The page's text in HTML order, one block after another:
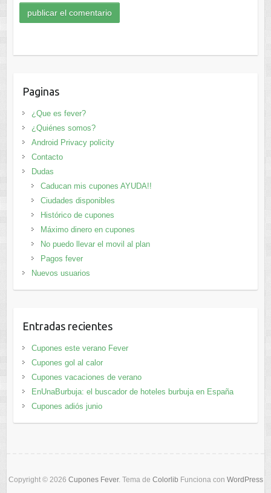
Paginas
¿Que es fever?
¿Quiénes somos?
Android Privacy policity
Contacto
Dudas
Caducan mis cupones AYUDA!!
Ciudades disponibles
Histórico de cupones
Máximo dinero en cupones
No puedo llevar el movil al plan
Pagos fever
Nuevos usuarios
Entradas recientes
Cupones este verano Fever
Cupones gol al calor
Cupones vacaciones de verano
EnUnaBurbuja: el buscador de hoteles burbuja en España
Cupones adiós junio
Copyright © 2026 Cupones Fever. Tema de Colorlib Funciona con WordPress